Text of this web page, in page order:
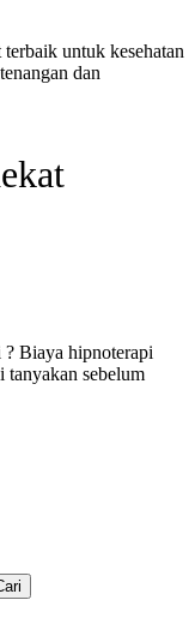
untuk kesehatan
dan
Biaya hipnoterapi
tanyakan sebelum